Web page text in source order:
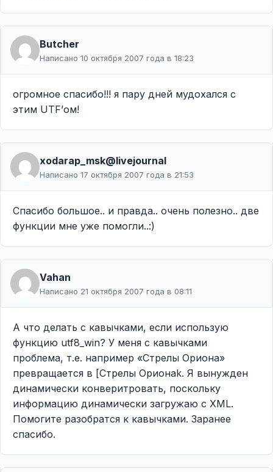
Butcher
Написано 10 октября 2007 года в 18:23
огромное спасибо!!! я пару дней мудохался с
этим UTF’ом!
xodarap_msk@livejournal
Написано 17 октября 2007 года в 21:53
Спасибо большое.. и правда.. очень полезно.. две
функции мне уже помогли..:)
Vahan
Написано 21 октября 2007 года в 08:11
А что делать с кавычками, если использую
функцию utf8_win? У меня с кавычками
проблема, т.е. например «Стрелы Ориона»
превращается в [Стрелы Орионаk. Я вынужден
динамически конверитровать, поскольку
информацию динамически загружаю с XML.
Помогите разобратся к кавычками. Заранее
спасибо.